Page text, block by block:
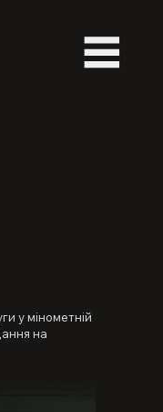
у мінометній
на